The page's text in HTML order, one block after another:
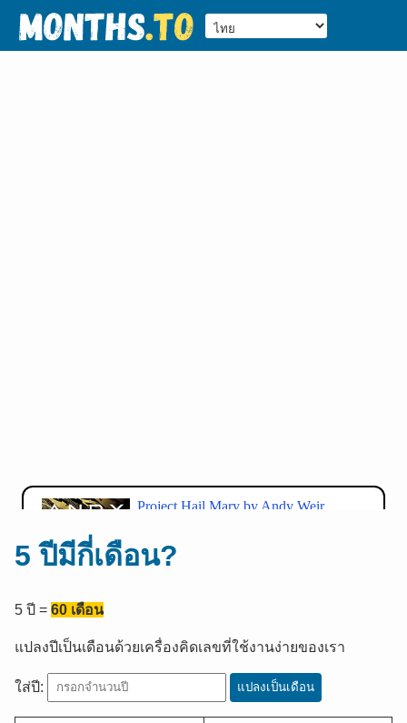
5 ปีมีกี่เดือน?
5 ปี = 60 เดือน
แปลงปีเป็นเดือนด้วยเครื่องคิดเลขที่ใช้งานง่ายของเรา
ใส่ปี: แปลงเป็นเดือน